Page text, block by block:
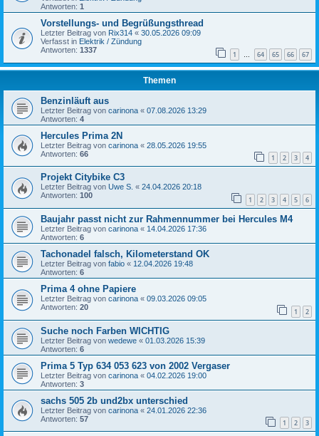
Antworten: 1
Vorstellungs- und Begrüßungsthread
Letzter Beitrag von Rix314 « 30.05.2026 09:09
Verfasst in Elektrik / Zündung
Antworten: 1337 1 … 64 65 66 67
Themen
Benzinläuft aus
Letzter Beitrag von carinona « 07.08.2026 13:29
Antworten: 4
Hercules Prima 2N
Letzter Beitrag von carinona « 28.05.2026 19:55
Antworten: 66 1 2 3 4
Projekt Citybike C3
Letzter Beitrag von Uwe S. « 24.04.2026 20:18
Antworten: 100 1 2 3 4 5 6
Baujahr passt nicht zur Rahmennummer bei Hercules M4
Letzter Beitrag von carinona « 14.04.2026 17:36
Antworten: 6
Tachonadel falsch, Kilometerstand OK
Letzter Beitrag von fabio « 12.04.2026 19:48
Antworten: 6
Prima 4 ohne Papiere
Letzter Beitrag von carinona « 09.03.2026 09:05
Antworten: 20 1 2
Suche noch Farben WICHTIG
Letzter Beitrag von wedewe « 01.03.2026 15:39
Antworten: 6
Prima 5 Typ 634 053 623 von 2002 Vergaser
Letzter Beitrag von carinona « 04.02.2026 19:00
Antworten: 3
sachs 505 2b und2bx unterschied
Letzter Beitrag von carinona « 24.01.2026 22:36
Antworten: 57 1 2 3